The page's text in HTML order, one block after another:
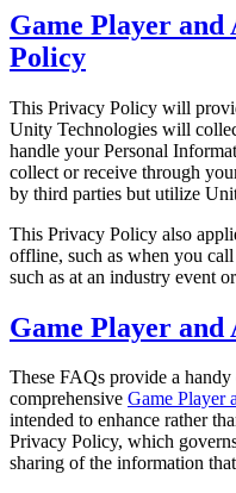
Unity で宣伝
Unity で収益
活用事例
Unity でモバイル向けヒ
インディーゲーム
少人数のチームで大規模
XR ゲーム
XR ゲームを複数プラット
マルチプレイヤーゲーム
更新情報、情報、技術的
ニュース、ストーリー、
認定教材
Unityのマスタリーを証明
Game Player
Policy
This Privacy Policy will
Unity Technologies will
handle your Personal
collect or receive through
by third parties but utilize
This Privacy Policy also
offline, such as when you
such as at an industry event
Game Player
These FAQs provide a
comprehensive Game Player
intended to enhance rather
Privacy Policy, which
sharing of the information